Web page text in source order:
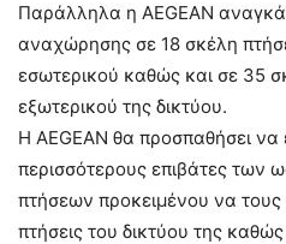
Παράλληλα η AEGEAN
αναχώρησης σε 18 σκέλη
εσωτερικού καθώς και σε 35
εξωτερικού της δικτύου.
Η AEGEAN θα προσπαθήσει να
περισσότερους επιβάτες
πτήσεων προκειμένου να
πτήσεις του δικτύου της